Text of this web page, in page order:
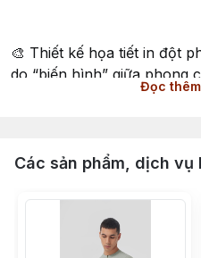
🎨 Thiết kế họa tiết in đột
do “biến hình” giữa phong
💧 Thấm hút mồ hôi
Đọc
Các sản phẩm, dịch vụ